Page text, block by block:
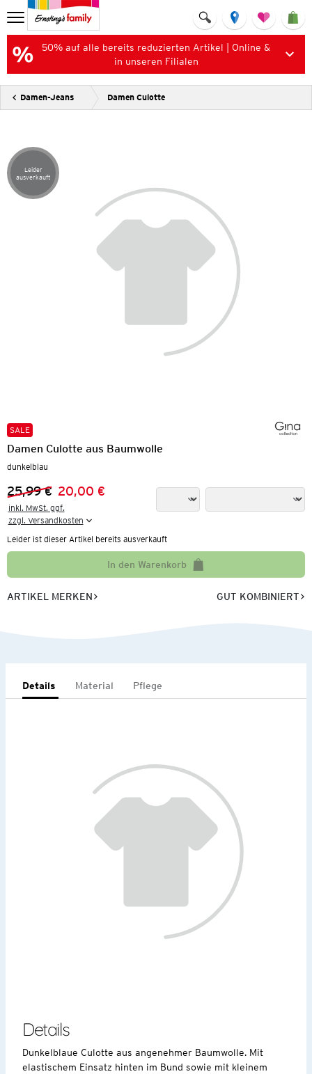
50% auf alle bereits reduzierten Artikel | Online &
in unseren Filialen
Damen-Jeans Damen Culotte
Artikel leider ausverkauft
Leider
ausverkauft
SALE
Damen Culotte aus Baumwolle
dunkelblau
Vorheriger Preis:
25,99 €
Neuer Preis:20,00 €
inkl. MwSt. ggf.
zzgl. Versandkosten
Leider ist dieser Artikel bereits ausverkauft
In den Warenkorb
ARTIKEL MERKEN GUT KOMBINIERT
Details Material Pflege
Details
Dunkelblaue Culotte aus angenehmer Baumwolle. Mit
elastischem Einsatz hinten im Bund sowie mit kleinem